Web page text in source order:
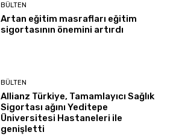
BÜLTEN
Artan eğitim masrafları eğitim
sigortasının önemini artırdı
BÜLTEN
Allianz Türkiye, Tamamlayıcı Sağlık
Sigortası ağını Yeditepe
Üniversitesi Hastaneleri ile
genişletti